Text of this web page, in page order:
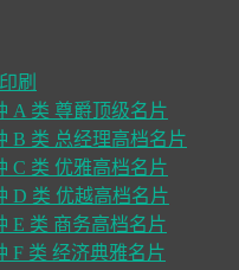
刷
A 类 尊爵顶级名片
B 类 总经理高档名片
C 类 优雅高档名片
D 类 优越高档名片
E 类 商务高档名片
F 类 经济典雅名片